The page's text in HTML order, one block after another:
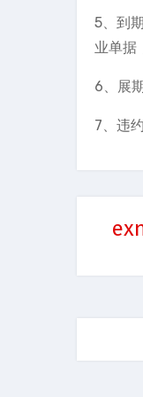
5、到
业单据
6、展
7、违